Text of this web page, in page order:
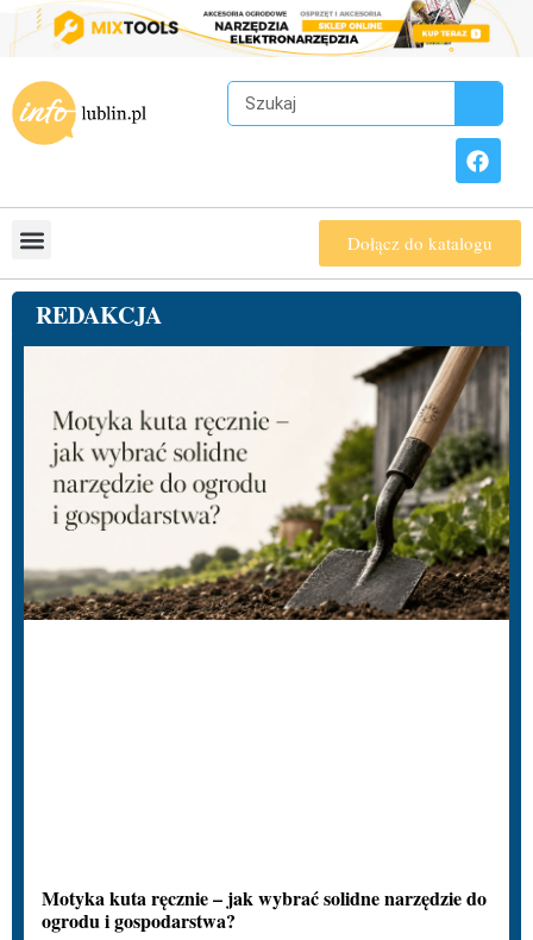
Dołącz do katalogu
REDAKCJA
Motyka kuta ręcznie – jak wybrać solidne narzędzie do
ogrodu i gospodarstwa?